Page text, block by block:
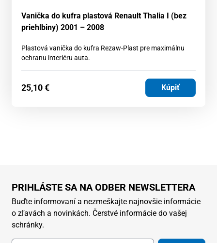
Vanička do kufra plastová Renault Thalia I (bez
priehlbiny) 2001 – 2008
Plastová vanička do kufra Rezaw-Plast pre maximálnu
ochranu interiéru auta.
25,10€ Kúpiť
PRIHLÁSTE SA NA ODBER NEWSLETTERA
Buďte informovaní a nezmeškajte najnovšie informácie
o zľavách a novinkách. Čerstvé informácie do vašej
schránky.